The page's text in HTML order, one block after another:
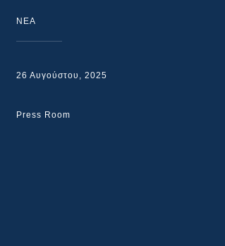
NEA
26 Αυγούστου, 2025
Press Room